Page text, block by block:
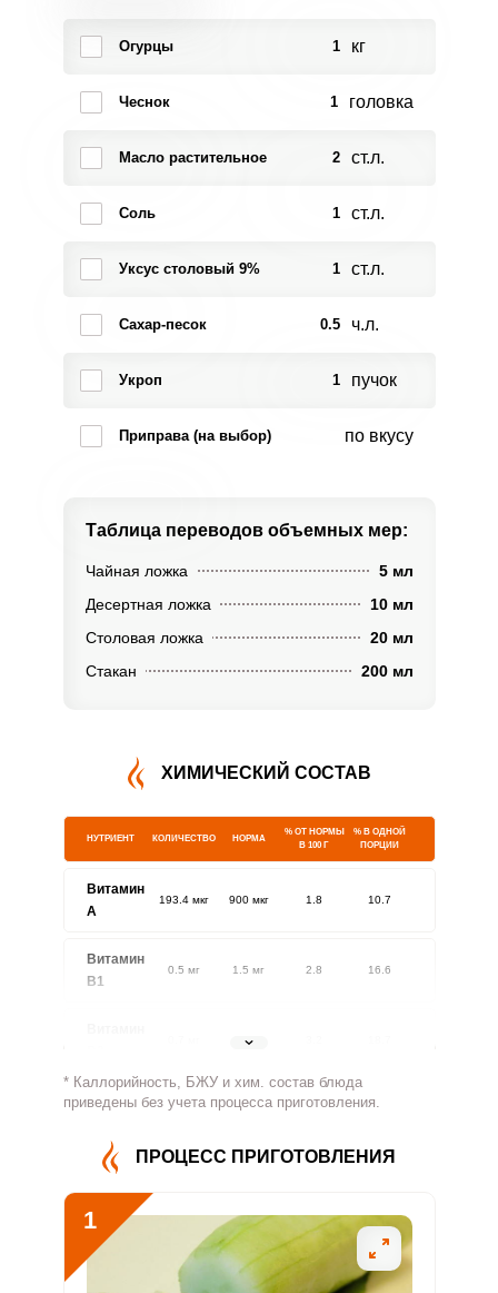
Огурцы 1 кг
Чеснок 1 головка
Масло растительное 2 ст.л.
Соль 1 ст.л.
Уксус столовый 9% 1 ст.л.
Сахар-песок 0.5 ч.л.
Укроп 1 пучок
Приправа (на выбор) по вкусу
Таблица переводов объемных мер:
Чайная ложка
5 мл
Десертная ложка
10 мл
Столовая ложка
20 мл
Стакан
200 мл
ХИМИЧЕСКИЙ СОСТАВ
НУТРИЕНТ КОЛИЧЕСТВО НОРМА
% ОТ НОРМЫ
В 100 Г
% В ОДНОЙ
ПОРЦИИ
Витамин
A
193.4 мкг 900 мкг 1.8 10.7
Витамин
В1
0.5 мг 1.5 мг 2.8 16.6
1.8 мг
Витамин
74.1 мг 500 мг 1.3 7.4
Витамин
В5
Витамин
В6
1 мг 25.4
* Каллорийность, БЖУ и хим. состав блюда
приведены без учета процесса приготовления.
ПРОЦЕСС ПРИГОТОВЛЕНИЯ
1